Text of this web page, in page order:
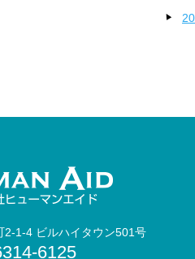
2-1-4ビルハイタウン501号
6125